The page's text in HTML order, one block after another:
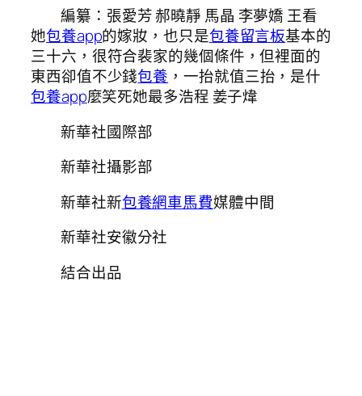
編纂：張愛芳 郝曉靜 馬晶 李夢嬌 王看
她包養app的嫁妝，也只是包養留言板基本的
三十六，很符合裴家的幾個條件，但裡面的
東西卻值不少錢包養 ，一抬就值三抬，是什
包養app麼笑死她最多浩程 姜子煒
新華社國際部
新華社攝影部
新華社新包養網車馬費媒體中間
新華社安徽分社
結合出品